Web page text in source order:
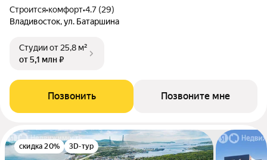
Строится•комфорт•4.7 (29)
Владивосток, ул. Батаршина
Студииот 25,8 м²
от 5,1 млн ₽
Позвонить Позвоните мне
скидка 20% 3D-тур